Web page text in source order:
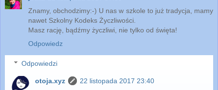
Znamy, obchodzimy:-) U nas w szkole to już tradycja, mamy
nawet Szkolny Kodeks Życzliwości.
Masz rację, bądźmy życzliwi, nie tylko od święta!
Odpowiedz
Odpowiedzi
otoja.xyz 22 listopada 2017 23:40